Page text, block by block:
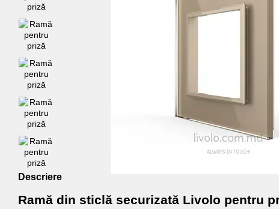
Descriere
Ramă din sticlă securizată Livolo pentru